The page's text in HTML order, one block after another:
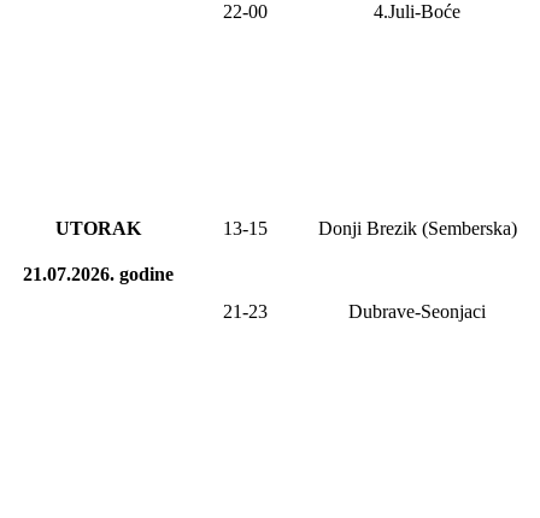
22-00 4.Juli-Boće
UTORAK
21.07.2026.godine
13-15 Donji Brezik (Semberska)
21-23 Dubrave-Seonjaci